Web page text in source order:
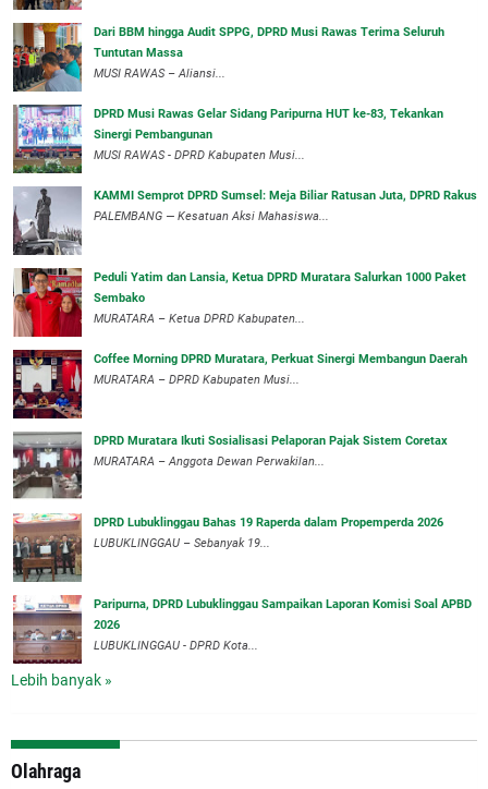
Dari BBM hingga Audit SPPG, DPRD Musi Rawas Terima Seluruh
Tuntutan Massa
MUSI RAWAS – Aliansi...
DPRD Musi Rawas Gelar Sidang Paripurna HUT ke-83, Tekankan
Sinergi Pembangunan
MUSI RAWAS - DPRD Kabupaten Musi...
KAMMI Semprot DPRD Sumsel: Meja Biliar Ratusan Juta, DPRD Rakus
PALEMBANG — Kesatuan Aksi Mahasiswa...
Peduli Yatim dan Lansia, Ketua DPRD Muratara Salurkan 1000 Paket
Sembako
MURATARA – Ketua DPRD Kabupaten...
Coffee Morning DPRD Muratara, Perkuat Sinergi Membangun Daerah
MURATARA – DPRD Kabupaten Musi...
DPRD Muratara Ikuti Sosialisasi Pelaporan Pajak Sistem Coretax
MURATARA – Anggota Dewan Perwakilan...
DPRD Lubuklinggau Bahas 19 Raperda dalam Propemperda 2026
LUBUKLINGGAU – Sebanyak 19...
Paripurna, DPRD Lubuklinggau Sampaikan Laporan Komisi Soal APBD
2026
LUBUKLINGGAU - DPRD Kota...
Lebih banyak »
Olahraga